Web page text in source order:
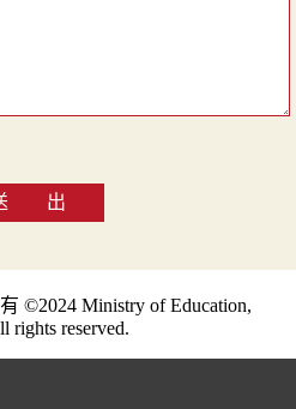
出
©2024 Ministry of Education,
rights reserved.